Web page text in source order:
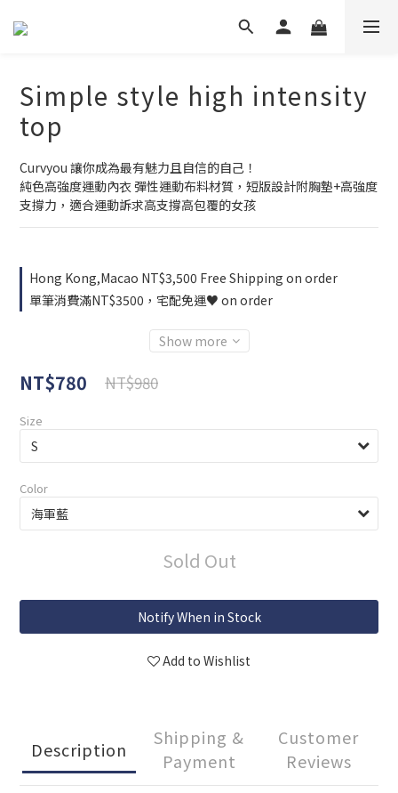
Simple style high intensity
top
Curvyou 讓你成為最有魅力且自信的自己！
純色高強度運動內衣 彈性運動布料材質，短版設計附胸墊+高強度
支撐力，適合運動訴求高支撐高包覆的女孩
Hong Kong,Macao NT$3,500 Free Shipping on order
單筆消費滿NT$3500，宅配免運♥ on order
Show more
NT$780 NT$980
Size
Color
Sold Out
Notify When in Stock
Add to Wishlist
Description
Shipping &
Payment
Customer
Reviews